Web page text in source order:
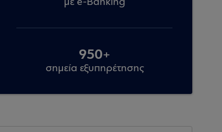
950+
σημεία εξυπηρέτησης